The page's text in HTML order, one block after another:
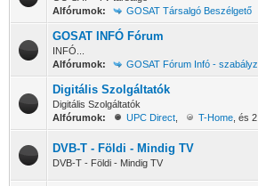
Alfórumok:
GOSAT Társalgó Beszélgető
GOSAT INFÓ Fórum
INFÓ...
Alfórumok:
GOSAT Fórum Infó -
Digitális Szolgáltatók
Digitális Szolgáltatók
Alfórumok:
UPC Direct T-Home , és
DVB-T - Földi - Mindig TV
DVB-T - Földi - Mindig TV